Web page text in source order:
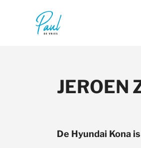
JEROEN
De Hyundai Kona